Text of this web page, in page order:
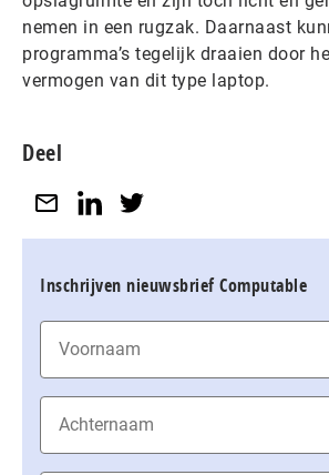
nemen in een rugzak. Daarnaast
programma’s tegelijk draaien door
vermogen van dit type laptop.
Deel
Inschrijven nieuwsbrief Computable